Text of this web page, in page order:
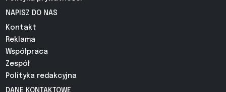
NAPISZ DO NAS
Kontakt
Reklama
Współpraca
Zespół
Polityka redakcyjna
DANE KONTAKTOWE